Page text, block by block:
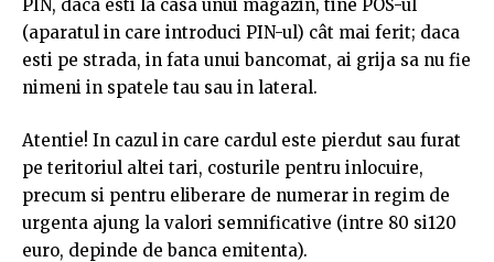
PIN, daca esti la casa unui magazin, tine POS-ul
(aparatul in care introduci PIN-ul) cât mai ferit; daca
esti pe strada, in fata unui bancomat, ai grija sa nu fie
nimeni in spatele tau sau in lateral.
Atentie! In cazul in care cardul este pierdut sau furat
pe teritoriul altei tari, costurile pentru inlocuire,
precum si pentru eliberare de numerar in regim de
urgenta ajung la valori semnificative (intre 80 si120
euro, depinde de banca emitenta).